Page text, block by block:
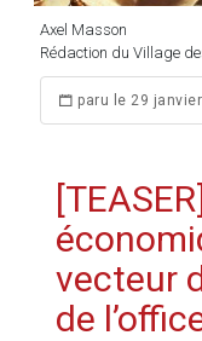
Axel Masson
Rédaction du Village
paru le 29
vecteur
de